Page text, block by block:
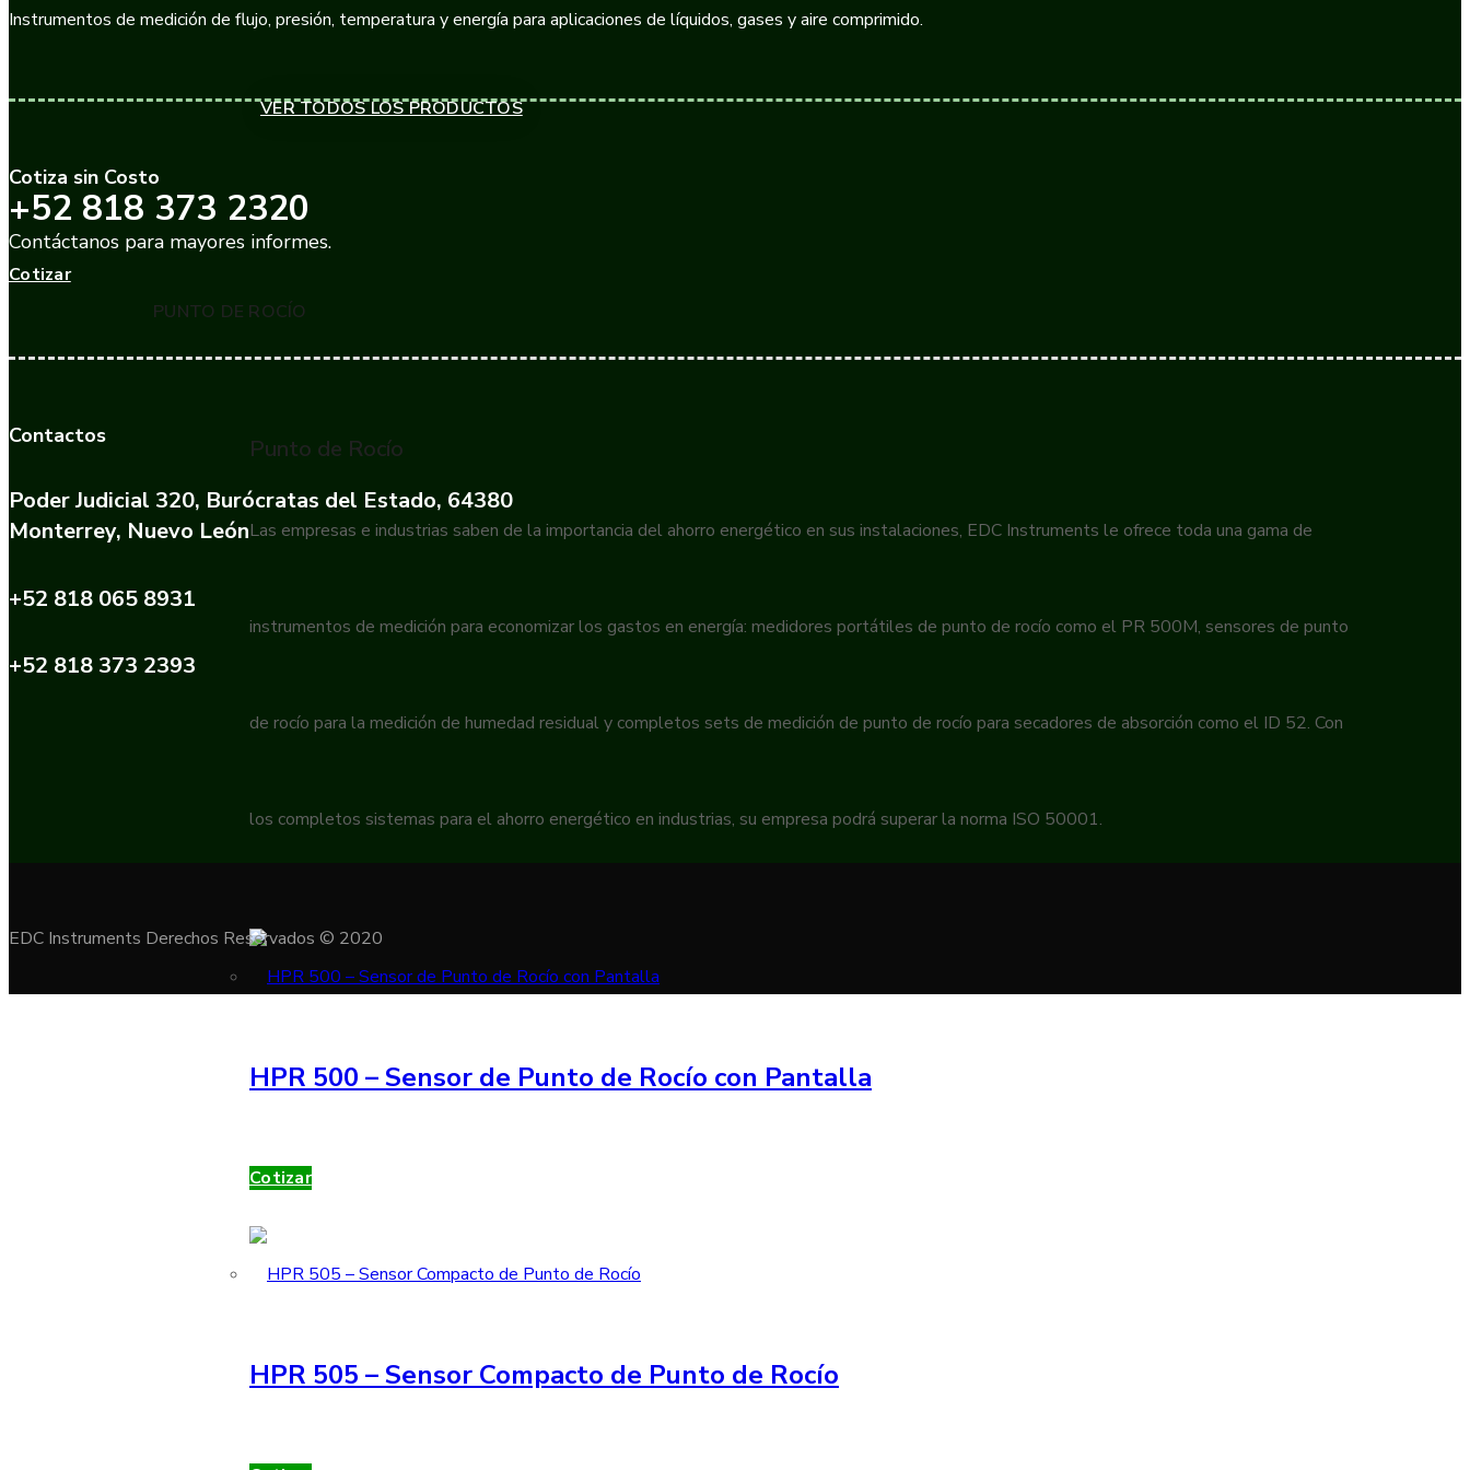
VER TODOS LOS PRODUCTOS
PUNTO DE ROCÍO
Punto de Rocío
Las empresas e industrias saben de la importancia del ahorro energético en sus instalaciones, EDC Instruments le ofrece toda una gama de
instrumentos de medición para economizar los gastos en energía: medidores portátiles de punto de rocío como el PR 500M, sensores de punto
de rocío para la medición de humedad residual y completos sets de medición de punto de rocío para secadores de absorción como el ID 52. Con
los completos sistemas para el ahorro energético en industrias, su empresa podrá superar la norma ISO 50001.
HPR 500 – Sensor de Punto de Rocío con Pantalla
Cotizar
HPR 505 – Sensor Compacto de Punto de Rocío
Instrumentos de medición de flujo, presión, temperatura y energía para aplicaciones de líquidos, gases y aire comprimido.
Cotiza sin Costo
+52 818 373 2320
Contáctanos para mayores informes.
Cotizar
Contactos
Poder Judicial 320, Burócratas del Estado, 64380
Monterrey, Nuevo León
+52 818 065 8931
+52 818 373 2393
EDC Instruments Derechos Reservados © 2020